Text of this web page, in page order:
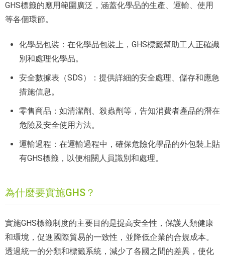
GHS標籤的應用範圍廣泛，涵蓋化學品的生產、運輸、使用
等各個環節。
化學品包裝：在化學品包裝上，GHS標籤幫助工人正確識
別和處理化學品。
安全數據表（SDS）：提供詳細的安全處理、儲存和應急
措施信息。
零售商品：如清潔劑、殺蟲劑等，告知消費者產品的潛在
危險及安全使用方法。
運輸過程：在運輸過程中，確保危險化學品的外包裝上貼
有GHS標籤，以便相關人員識別和處理。
為什麼要實施GHS？
實施GHS標籤制度的主要目的是提高安全性，保護人類健康
和環境，促進國際貿易的一致性，並降低企業的合規成本。
透過統一的分類和標籤系統，減少了各國之間的差異，使化